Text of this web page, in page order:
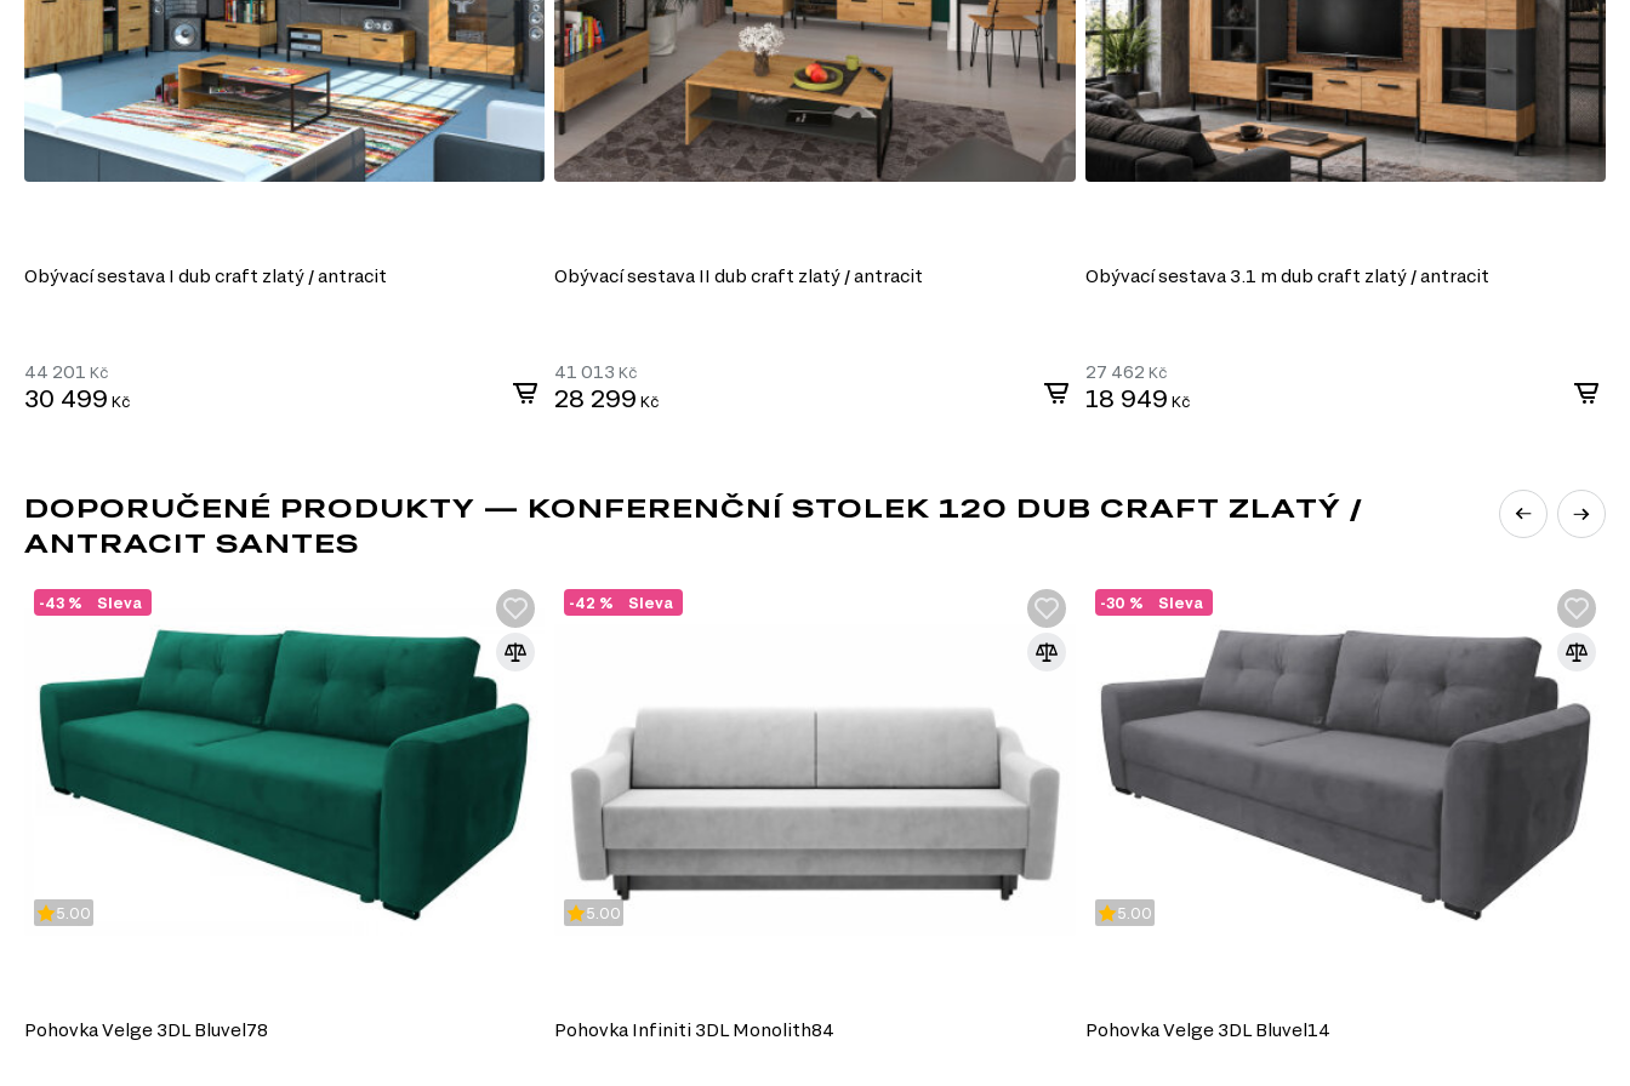
široké škále dekorativních povrchů.
Snadné zpracování: DTD lze snadno řezat a vrtat, což umožňuje výrobu nábytku různých tvarů a
konstrukcí.
Odolnost vůči vlivům: Laminované DTD je dobře chráněné proti vlhkosti, ultrafialovému záření a
mechanickému poškození.
Ekologičnost: Moderní výrobci zajišťují minimální úroveň emisí formaldehydu v souladu s
ekologickými normami.
Obývací sestava I dub craft zlatý / antracit
44 201 Kč
30 499 Kč
Obývací sestava II dub craft zlatý / antracit
41 013 Kč
28 299 Kč
Obývací sestava 3.1 m dub craft zlatý / antracit
27 462 Kč
18 949 Kč
DOPORUČENÉ PRODUKTY — KONFERENČNÍ STOLEK 120 DUB CRAFT ZLATÝ /
ANTRACIT SANTES
Sleva
-43 %
5.00
Pohovka Velge 3DL Bluvel78
Sleva
-42 %
5.00
Pohovka Infiniti 3DL Monolith84
Sleva
-30 %
5.00
Pohovka Velge 3DL Bluvel14